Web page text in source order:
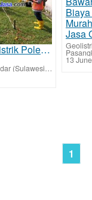
Jasa Geolistrik Polewali - Polewali Mandar Mencari Sumber Mata Air Bawah Tanah Tarif Biaya Per Titik
Polewali Mandar (Sulawesi Barat)
13
1